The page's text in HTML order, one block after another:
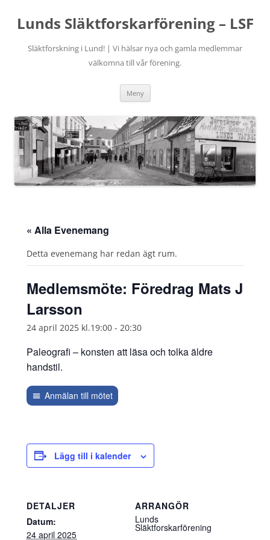
innehåll
Lunds Släktforskarförening – LSF
Släktforskning i Lund! | Vi hälsar nya och gamla medlemmar
välkomna till vår förening.
Meny
« Alla Evenemang
Detta evenemang har redan ägt rum.
Medlemsmöte: Föredrag Mats J
Larsson
24 april 2025 kl.19:00 - 20:30
Paleografi – konsten att läsa och tolka äldre
handstil.
Anmälan till mötet
Lägg till i kalender
DETALJER
Datum:
24 april 2025
ARRANGÖR
Lunds
Släktforskarförening